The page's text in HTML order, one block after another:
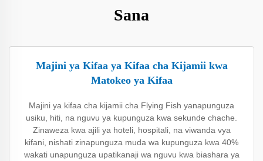
Sana
Majini ya Kifaa ya Kifaa cha Kijamii kwa
Matokeo ya Kifaa
Majini ya kifaa cha kijamii cha Flying Fish yanapunguza
usiku, hiti, na nguvu ya kupunguza kwa sekunde chache.
Zinaweza kwa ajili ya hoteli, hospitali, na viwanda vya
kifani, nishati zinapunguza muda wa kupunguza kwa 40%
wakati unapunguza upatikanaji wa nguvu kwa biashara ya